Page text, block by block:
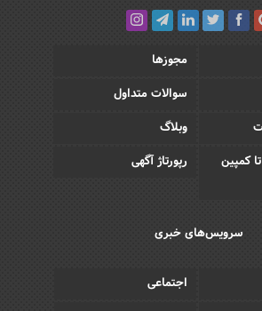
مجوزها
سوالات متداول
وبلاگ
کمپین
رپورتاژ آگهی
سرویس‌های خبری
اجتماعی